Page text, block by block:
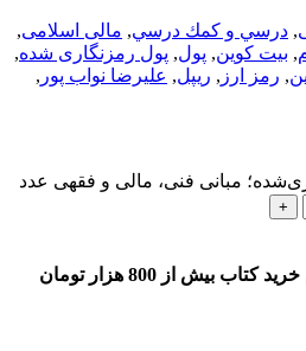
, درسي و كمك درسي, مالی اسلامی,
, بیت کوین, پول, پول رمزنگاری شده,
, رمز ارز , ریپل, علیرضا نواب پور ,
مبانی فنی، مالی و فقهی عدد
بیش از 800 هزار تومان